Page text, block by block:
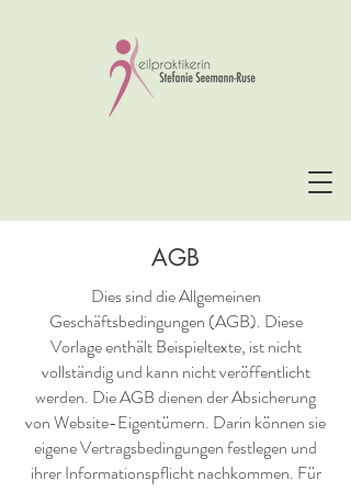
AGB
Dies sind die Allgemeinen
Geschäftsbedingungen (AGB). Diese
Vorlage enthält Beispieltexte, ist nicht
vollständig und kann nicht veröffentlicht
werden. Die AGB dienen der Absicherung
von Website-Eigentümern. Darin können sie
eigene Vertragsbedingungen festlegen und
ihrer Informationspflicht nachkommen. Für